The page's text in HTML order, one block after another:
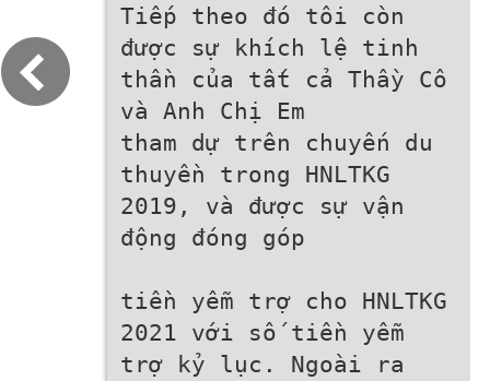
Tiếp theo đó tôi còn
được sự khích lệ tinh
thần của tất cả Thầy Cô
và Anh Chị Em
tham dự trên chuyến du
thuyền trong HNLTKG
2019, và được sự vận
động đóng góp
tiền yễm trợ cho HNLTKG
2021 với số tiền yễm
trợ kỷ lục. Ngoài ra